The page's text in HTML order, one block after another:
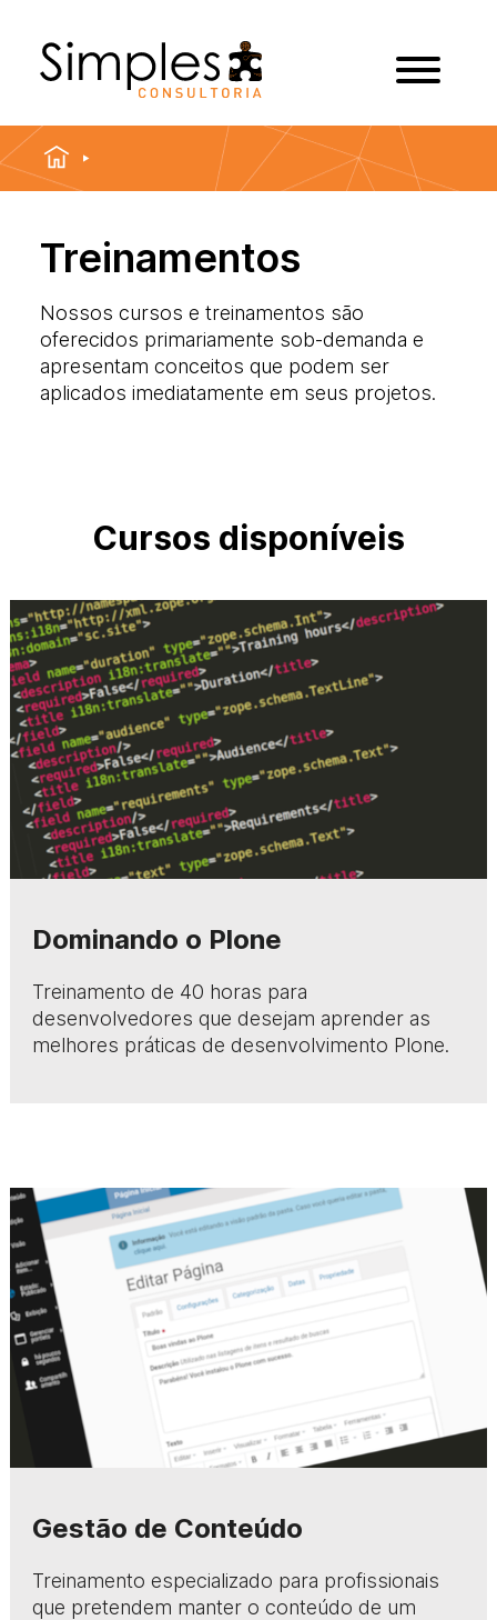
Treinamentos
Nossos cursos e treinamentos são
oferecidos primariamente sob-demanda e
apresentam conceitos que podem ser
aplicados imediatamente em seus projetos.
Cursos disponíveis
Dominando o Plone
Treinamento de 40 horas para
desenvolvedores que desejam aprender as
melhores práticas de desenvolvimento Plone.
Gestão de Conteúdo
Treinamento especializado para profissionais
que pretendem manter o conteúdo de um